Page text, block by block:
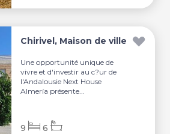
Chirivel, Maison de ville
Une opportunité unique de
vivre et d'investir au c?ur de
l'Andalousie Next House
Almería présente...
9 6